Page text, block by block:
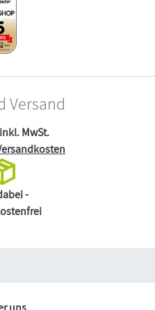
Versand
MwSt.
-